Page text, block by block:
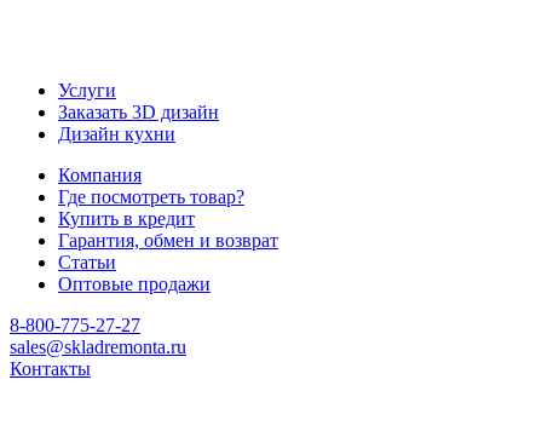
Услуги
Заказать 3D дизайн
Дизайн кухни
Компания
Где посмотреть товар?
Купить в кредит
Гарантия, обмен и возврат
Статьи
Оптовые продажи
8-800-775-27-27
sales@skladremonta.ru
Контакты